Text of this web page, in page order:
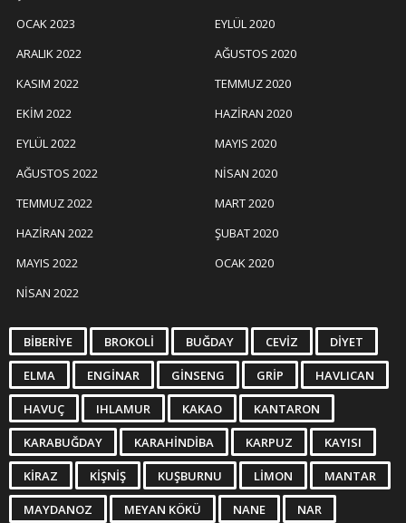
OCAK 2023
ARALIK 2022
KASIM 2022
EKIM 2022
EYLÜL 2022
AĞUSTOS 2022
TEMMUZ 2022
HAZIRAN 2022
MAYIS 2022
NISAN 2022
EYLÜL 2020
AĞUSTOS 2020
TEMMUZ 2020
HAZIRAN 2020
MAYIS 2020
NISAN 2020
MART 2020
ŞUBAT 2020
OCAK 2020
BIBERIYE BROKOLI BUĞDAY CEVIZ DIYET
ELMA ENGINAR GINSENG GRIP HAVLICAN
HAVUÇ IHLAMUR KAKAO KANTARON
KARABUĞDAY KARAHINDIBA KARPUZ KAYISI
KIRAZ KIŞNIŞ KUŞBURNU LIMON MANTAR
MAYDANOZ MEYAN KÖKÜ NANE NAR